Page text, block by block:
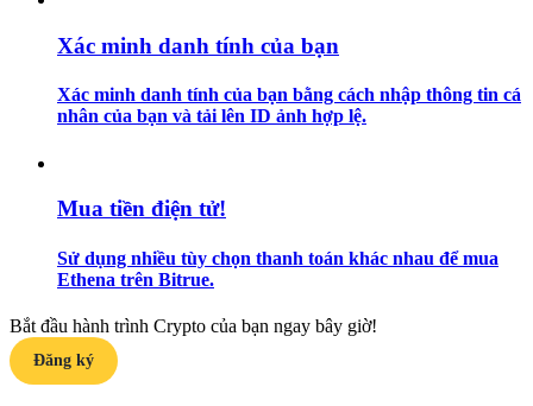
Học cách duy trì lợi nhuận
Xác minh danh tính của bạn
Xác minh danh tính của bạn bằng cách nhập thông tin cá
nhân của bạn và tải lên ID ảnh hợp lệ.
Mua tiền điện tử!
Sử dụng nhiều tùy chọn thanh toán khác nhau để mua
Ethena trên Bitrue.
Bắt đầu hành trình Crypto của bạn ngay bây giờ!
Đăng ký